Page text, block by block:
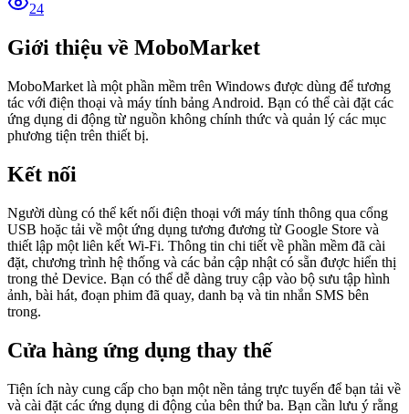
24
Giới thiệu về MoboMarket
MoboMarket là một phần mềm trên Windows được dùng để tương
tác với điện thoại và máy tính bảng Android. Bạn có thể cài đặt các
ứng dụng di động từ nguồn không chính thức và quản lý các mục
phương tiện trên thiết bị.
Kết nối
Người dùng có thể kết nối điện thoại với máy tính thông qua cổng
USB hoặc tải về một ứng dụng tương đương từ Google Store và
thiết lập một liên kết Wi-Fi. Thông tin chi tiết về phần mềm đã cài
đặt, chương trình hệ thống và các bản cập nhật có sẵn được hiển thị
trong thẻ Device. Bạn có thể dễ dàng truy cập vào bộ sưu tập hình
ảnh, bài hát, đoạn phim đã quay, danh bạ và tin nhắn SMS bên
trong.
Cửa hàng ứng dụng thay thế
Tiện ích này cung cấp cho bạn một nền tảng trực tuyến để bạn tải về
và cài đặt các ứng dụng di động của bên thứ ba. Bạn cần lưu ý rằng